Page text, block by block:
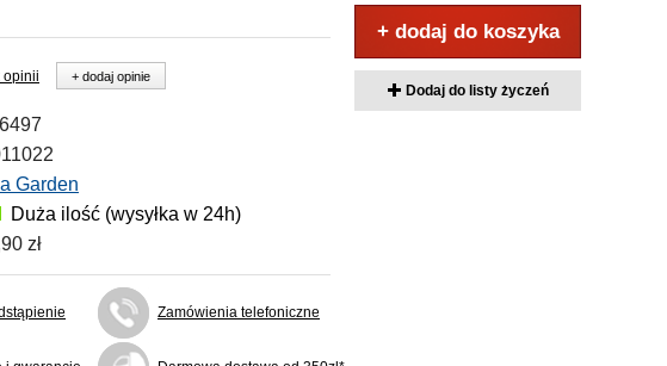
opinii + dodaj opinie
Garden
Duża ilość (wysyłka w 24h)
zł
Zamówienia telefoniczne
+ dodaj do koszyka
Dodaj do listy życzeń